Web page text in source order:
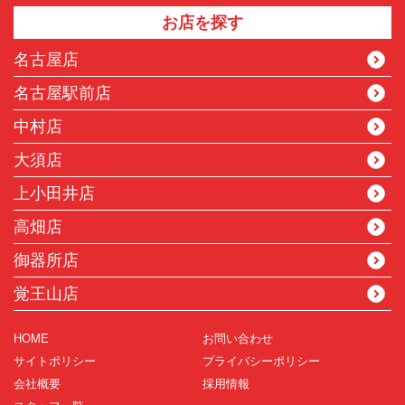
お店を探す
名古屋店
名古屋駅前店
中村店
大須店
上小田井店
高畑店
御器所店
覚王山店
HOME
お問い合わせ
サイトポリシー
プライバシーポリシー
会社概要
採用情報